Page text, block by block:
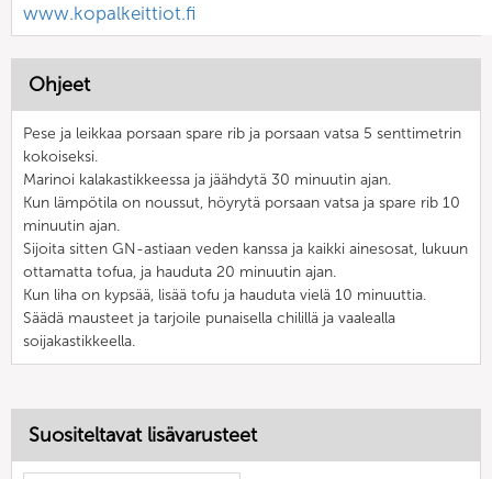
www.kopalkeittiot.fi
Ohjeet
Pese ja leikkaa porsaan spare rib ja porsaan vatsa 5 senttimetrin
kokoiseksi.
Marinoi kalakastikkeessa ja jäähdytä 30 minuutin ajan.
Kun lämpötila on noussut, höyrytä porsaan vatsa ja spare rib 10
minuutin ajan.
Sijoita sitten GN-astiaan veden kanssa ja kaikki ainesosat, lukuun
ottamatta tofua, ja hauduta 20 minuutin ajan.
Kun liha on kypsää, lisää tofu ja hauduta vielä 10 minuuttia.
Säädä mausteet ja tarjoile punaisella chilillä ja vaalealla
soijakastikkeella.
Suositeltavat lisävarusteet